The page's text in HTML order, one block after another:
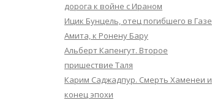
дорога к войне с Ираном
Ицик Бунцель, отец погибшего в Газе
Амита, к Ронену Бару
Альберт Капенгут. Второе
пришествие Таля
Карим Саджадпур. Смерть Хаменеи и
конец эпохи